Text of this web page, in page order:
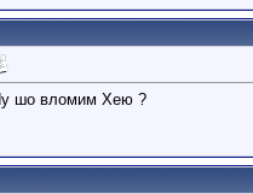
шо вломим Хею ?